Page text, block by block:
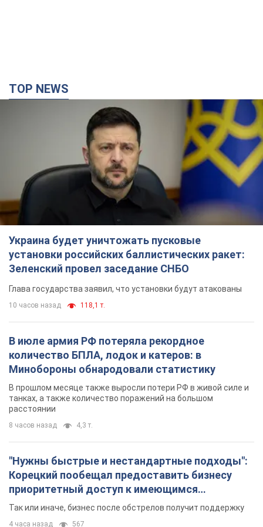
TOP NEWS
Украина будет уничтожать пусковые
установки российских баллистических ракет:
Зеленский провел заседание СНБО
Глава государства заявил, что установки будут атакованы
10 часов назад 118,1 т.
В июле армия РФ потеряла рекордное
количество БПЛА, лодок и катеров: в
Минобороны обнародовали статистику
В прошлом месяце также выросли потери РФ в живой силе и
танках, а также количество поражений на большом
расстоянии
8 часов назад 4,3 т.
"Нужны быстрые и нестандартные подходы":
Корецкий пообещал предоставить бизнесу
приоритетный доступ к имеющимся
складским помещениям
Так или иначе, бизнес после обстрелов получит поддержку
4 часа назад 567